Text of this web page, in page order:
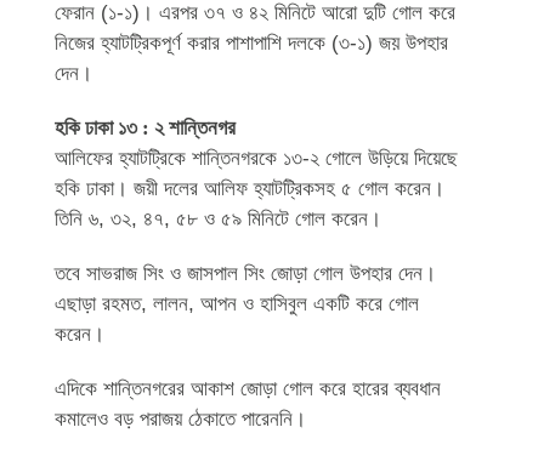
ফেরান (১-১)। এরপর ৩৭ ও ৪২ মিনিটে আরো দুটি গোল করে
নিজের হ্যাটট্রিকপূর্ণ করার পাশাপাশি দলকে (৩-১) জয় উপহার
দেন।
হকি ঢাকা ১৩ : ২ শান্তিনগর
আলিফের হ্যাটট্রিকে শান্তিনগরকে ১৩-২ গোলে উড়িয়ে দিয়েছে
হকি ঢাকা। জয়ী দলের আলিফ হ্যাটট্রিকসহ ৫ গোল করেন।
তিনি ৬, ৩২, ৪৭, ৫৮ ও ৫৯ মিনিটে গোল করেন।
তবে সাভরাজ সিং ও জাসপাল সিং জোড়া গোল উপহার দেন।
এছাড়া রহমত, লালন, আপন ও হাসিবুল একটি করে গোল
করেন।
এদিকে শান্তিনগরের আকাশ জোড়া গোল করে হারের ব্যবধান
কমালেও বড় পরাজয় ঠেকাতে পারেননি।